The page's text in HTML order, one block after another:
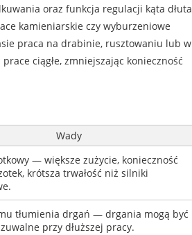
oraz funkcja regulacji kąta dłuta
kamieniarskie czy wyburzeniowe
praca na drabinie, rusztowaniu lub w
ciągłe, zmniejszając konieczność
Wady
— większe zużycie, konieczność
krótsza trwałość niż silniki
tłumienia drgań — drgania mogą być
przy dłuższej pracy.